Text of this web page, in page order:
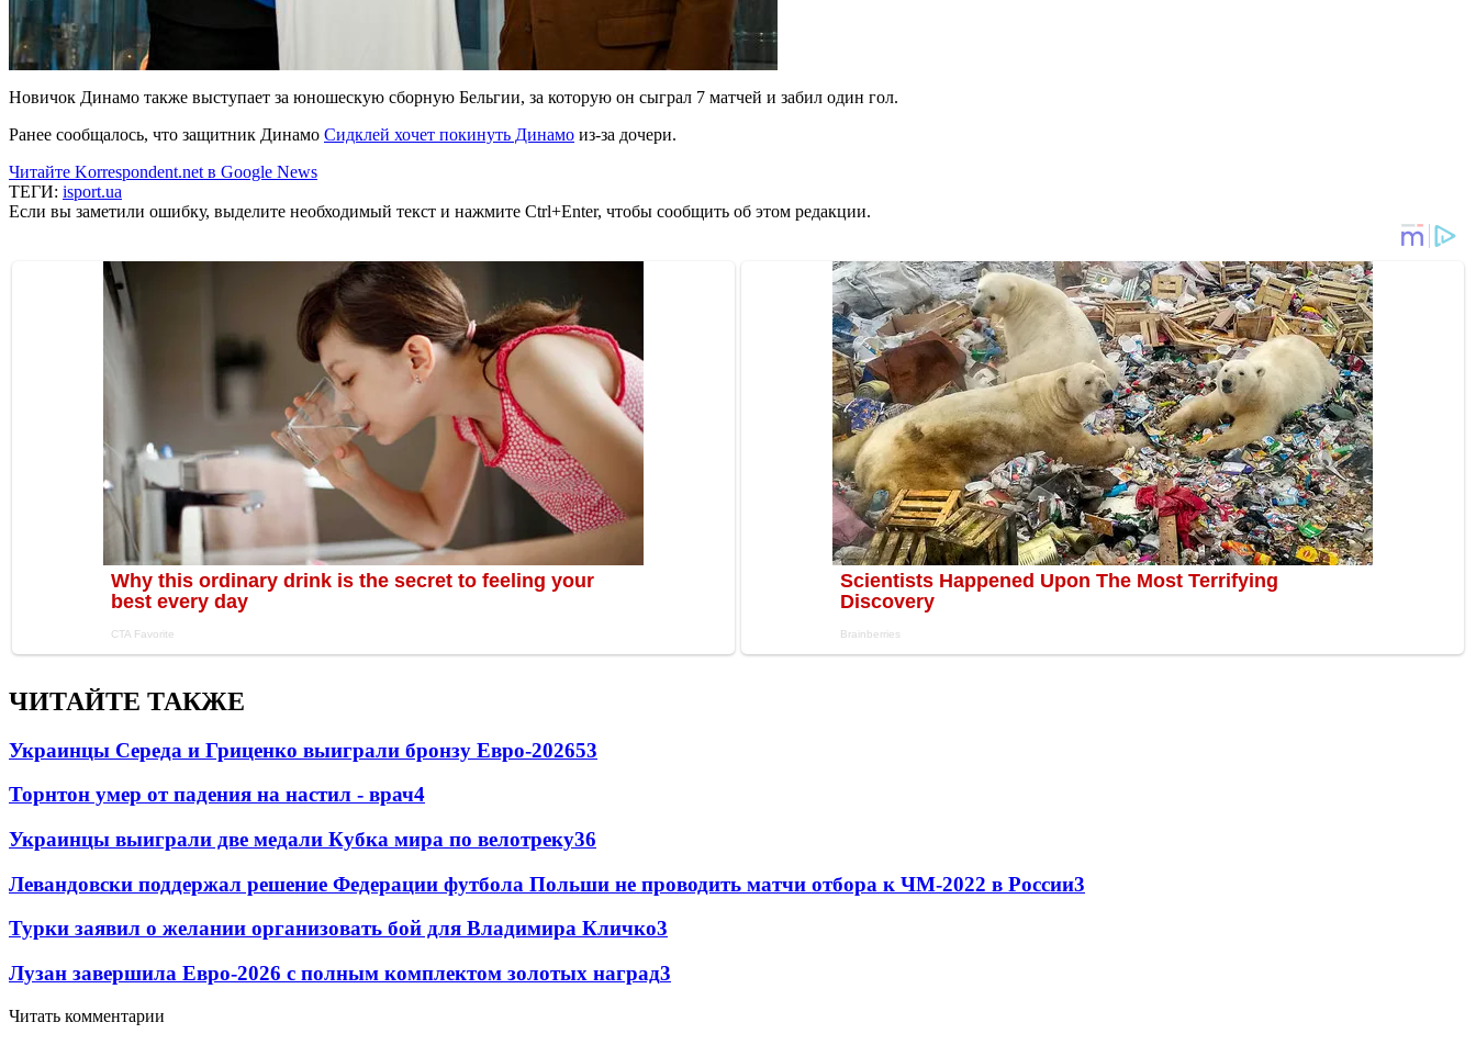
Новичок Динамо также выступает за юношескую сборную Бельгии, за которую он сыграл 7 матчей и забил один гол.
Ранее сообщалось, что защитник Динамо Сидклей хочет покинуть Динамо из-за дочери.
Читайте Korrespondent.net в Google News
ТЕГИ: isport.ua
Если вы заметили ошибку, выделите необходимый текст и нажмите Ctrl+Enter, чтобы сообщить об этом редакции.
ЧИТАЙТЕ ТАКЖЕ
Украинцы Середа и Гриценко выиграли бронзу Евро-202653
Торнтон умер от падения на настил - врач4
Украинцы выиграли две медали Кубка мира по велотреку36
Левандовски поддержал решение Федерации футбола Польши не проводить матчи отбора к ЧМ-2022 в России3
Турки заявил о желании организовать бой для Владимира Кличко3
Лузан завершила Евро-2026 с полным комплектом золотых наград3
Читать комментарии